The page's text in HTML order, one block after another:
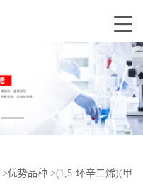
>优势品种 >(1,5-环辛二烯)(甲